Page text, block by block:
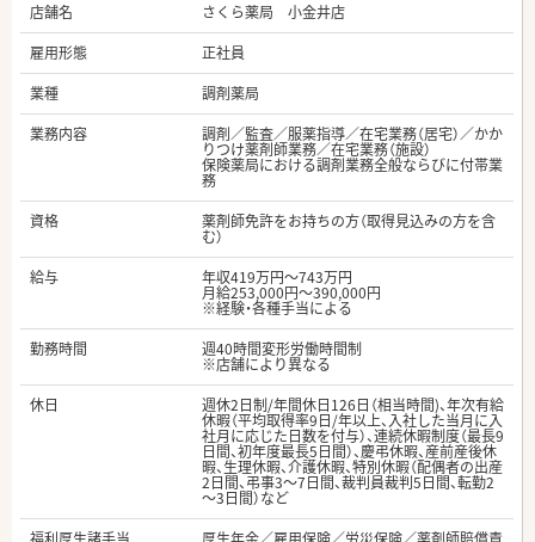
店舗名
さくら薬局 小金井店
雇用形態
正社員
業種
調剤薬局
業務内容
調剤／監査／服薬指導／在宅業務（居宅）／かか
りつけ薬剤師業務／在宅業務（施設）
保険薬局における調剤業務全般ならびに付帯業
務
資格
薬剤師免許をお持ちの方（取得見込みの方を含
む）
給与
年収419万円～743万円
月給253,000円～390,000円
※経験・各種手当による
勤務時間
週40時間変形労働時間制
※店舗により異なる
休日
週休2日制/年間休日126日（相当時間)、年次有給
休暇（平均取得率9日/年以上、入社した当月に入
社月に応じた日数を付与）、連続休暇制度（最長9
日間、初年度最長5日間）、慶弔休暇、産前産後休
暇、生理休暇、介護休暇、特別休暇（配偶者の出産
2日間、弔事3～7日間、裁判員裁判5日間、転勤2
～3日間）など